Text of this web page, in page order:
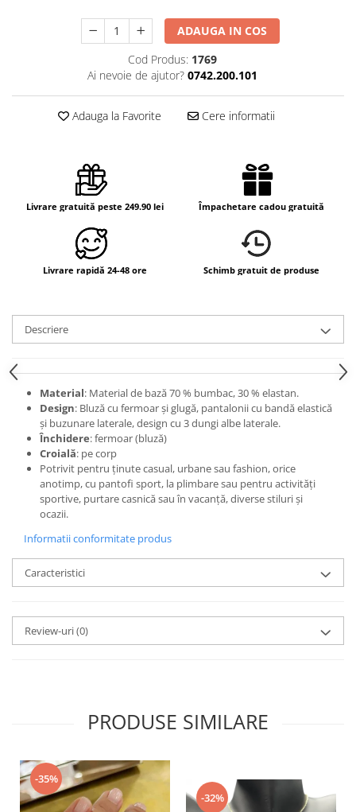
ADAUGA IN COS
Cod Produs: 1769
Ai nevoie de ajutor? 0742.200.101
Adauga la Favorite Cere informatii
Livrare gratuită peste 249.90 lei Împachetare cadou gratuită
Livrare rapidă 24-48 ore Schimb gratuit de produse
Descriere
Material: Material de bază 70 % bumbac, 30 % elastan.
Design: Bluză cu fermoar și glugă, pantalonii cu bandă elastică
și buzunare laterale, design cu 3 dungi albe laterale.
Închidere: fermoar (bluză)
Croială: pe corp
Potrivit pentru ținute casual, urbane sau fashion, orice
anotimp, cu pantofi sport, la plimbare sau pentru activități
sportive, purtare casnică sau în vacanță, diverse stiluri și
ocazii.
Informatii conformitate produs
Caracteristici
Review-uri(0)
PRODUSE SIMILARE
-35%
-32%